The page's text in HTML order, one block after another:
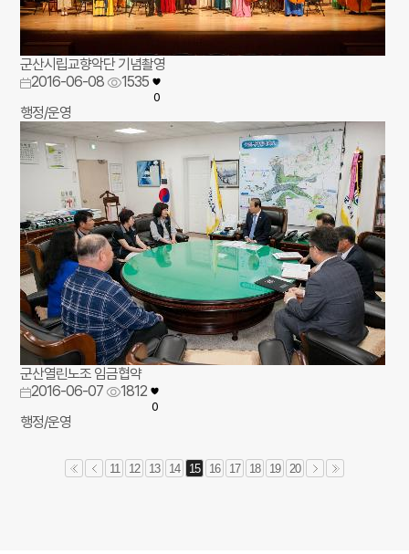
군산시립교향악단 기념촬영
2016-06-08
1535
0
행정/운영
군산열린노조 임금협약
2016-06-07
1812
0
행정/운영
11 12 13 14 15 16 17 18 19 20